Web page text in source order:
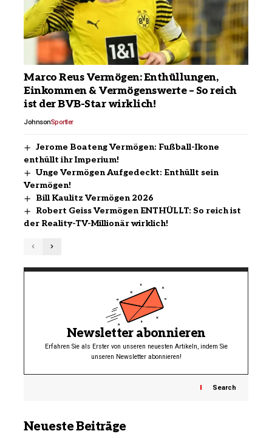
Marco Reus Vermögen: Enthüllungen,
Einkommen & Vermögenswerte – So reich
ist der BVB-Star wirklich!
JohnsonSportler
Jerome Boateng Vermögen: Fußball-Ikone
enthüllt ihr Imperium!
Unge Vermögen Aufgedeckt: Enthüllt sein
Vermögen!
Bill Kaulitz Vermögen 2026
Robert Geiss Vermögen ENTHÜLLT: So reich ist
der Reality-TV-Millionär wirklich!
Newsletter abonnieren
Erfahren Sie als Erster von unseren neuesten Artikeln, indem Sie
unseren Newsletter abonnieren!
Search
Neueste Beiträge